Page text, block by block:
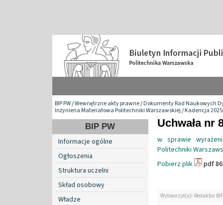
BIP PW/Wewnętrzne akty prawne/Dokumenty Rad Naukowych
Inżynieria Materiałowa Politechniki Warszawskiej/Kadencja
BIP PW
Informacje ogólne
Ogłoszenia
Struktura uczelni
Skład osobowy
Władze
Uchwała nr
w sprawie
Politechniki
Pobierz plik
pdf
Wytworzył(a): Redaktor BIP